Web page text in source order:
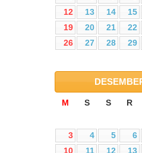
12
13 14 15
19
20 21 22
26
27 28 29
M S S R
3
4 5 6
10
11 12 13